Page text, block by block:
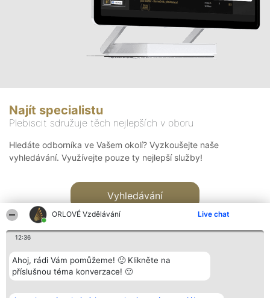
ORLOVÉ Vzdělávání Live chat
12:36
Ahoj, rádi Vám pomůžeme! 🙂 Klikněte na
příslušnou téma konverzace! 🙂
Najít specialistu
Plebiscit sdružuje těch nejlepších v oboru
Hledáte odborníka ve Vašem okolí? Vyzkoušejte naše
vyhledávání. Využívejte pouze ty nejlepší služby!
Vyhledávání
Bright Side Solutions sp. z o. Vítězové Kontakt